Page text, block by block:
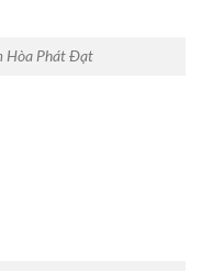
Hòa Phát Đạt